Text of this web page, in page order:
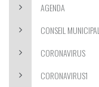
AGENDA
CONSEIL MUNICIPAL
CORONAVIRUS
CORONAVIRUS1